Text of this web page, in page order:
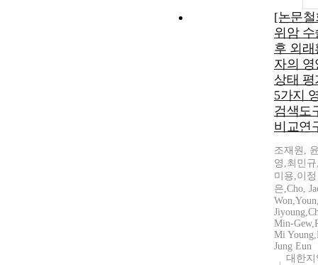
[논문
위암 수
후 외래
자의 영
상태 평
5가지
검색도
비교연
조재원,
영,최민
미용,이정
은,Cho,
Min-
Mi
Jung Eun
대한지